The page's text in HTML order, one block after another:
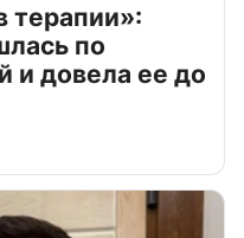
терапии»:
по
и довела ее до